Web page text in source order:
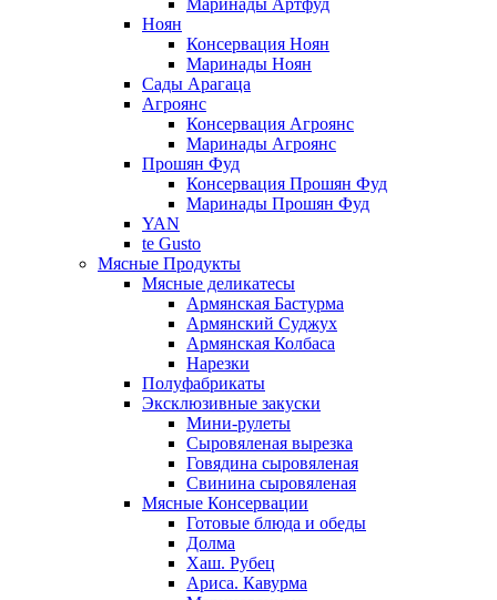
Маринады Артфуд
Ноян
Консервация Ноян
Маринады Ноян
Сады Арагаца
Агроянс
Консервация Агроянс
Маринады Агроянс
Прошян Фуд
Консервация Прошян Фуд
Маринады Прошян Фуд
YAN
te Gusto
Мясные Продукты
Мясные деликатесы
Армянская Бастурма
Армянский Суджух
Армянская Колбаса
Нарезки
Полуфабрикаты
Эксклюзивные закуски
Мини-рулеты
Сыровяленая вырезка
Говядина сыровяленая
Свинина сыровяленая
Мясные Консервации
Готовые блюда и обеды
Долма
Хаш. Рубец
Ариса. Кавурма